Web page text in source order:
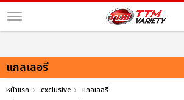
แกลเลอรี
หน้าแรก exclusive แกลเลอรี